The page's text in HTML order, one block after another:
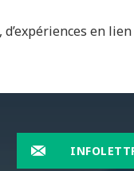
en lien